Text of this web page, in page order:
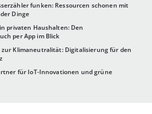
funken: Ressourcen schonen mit
Dinge
privaten Haushalten: Den
per App im Blick
zur Klimaneutralität: Digitalisierung für den
für IoT-Innovationen und grüne